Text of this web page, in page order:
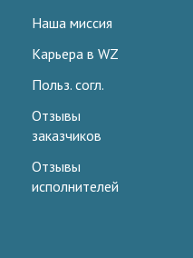
Наша миссия
Карьера в WZ
Польз. согл.
Отзывы
заказчиков
Отзывы
исполнителей